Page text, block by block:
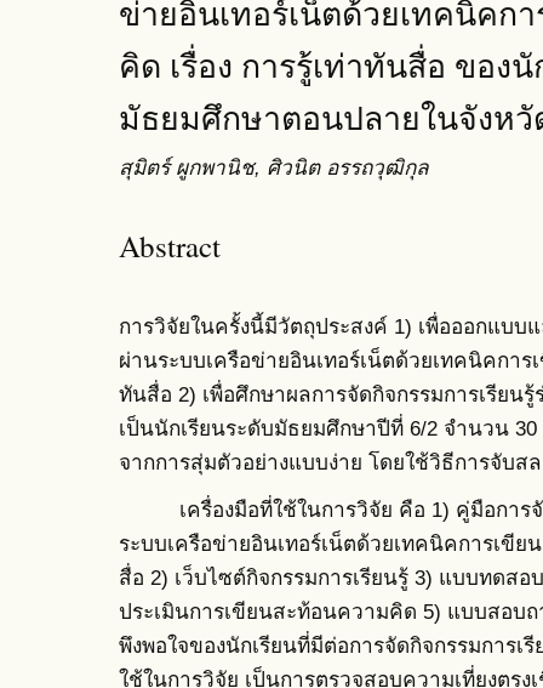
ข่ายอินเทอร์เน็ตด้วยเทคนิคก
คิด เรื่อง การรู้เท่าทันสื่อ ของ
มัธยมศึกษาตอนปลายในจังห
สุมิตร์ ผูกพานิช, ศิวนิต อรรถวุฒิกุล
Abstract
การวิจัยในครั้งนี้มีวัตถุประสงค์ 1) เพื่อออกแบบ
ผ่านระบบเครือข่ายอินเทอร์เน็ตด้วยเทคนิคการ
ทันสื่อ 2) เพื่อศึกษาผลการจัดกิจกรรมการเรียน
เป็นนักเรียนระดับมัธยมศึกษาปีที่ 6/2 จำนวน
จากการสุ่มตัวอย่างแบบง่าย โดยใช้วิธีการจับส
เครื่องมือที่ใช้ในการวิจัย คือ 1) คู่มือการจั
ระบบเครือข่ายอินเทอร์เน็ตด้วยเทคนิคการเขีย
สื่อ 2) เว็บไซต์กิจกรรมการเรียนรู้ 3) แบบทดส
ประเมินการเขียนสะท้อนความคิด 5) แบบสอบ
พึงพอใจของนักเรียนที่มีต่อการจัดกิจกรรมการเ
ใช้ในการวิจัย เป็นการตรวจสอบความเที่ยงตรง